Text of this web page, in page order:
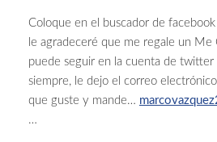
Coloque en el buscador de
le agradeceré que me regale un Me
puede seguir en la cuenta de twitter
siempre, le dejo el correo
que guste y mande…
…